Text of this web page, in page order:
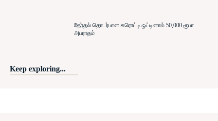
தேர்தல் தொடர்பான சுரொட்டி ஒட்டினால் 50,000 ரூபா
அபராதம்
Keep exploring...